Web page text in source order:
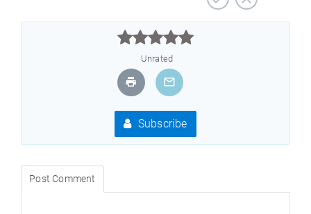



Unrated
Subscribe
Post Comment